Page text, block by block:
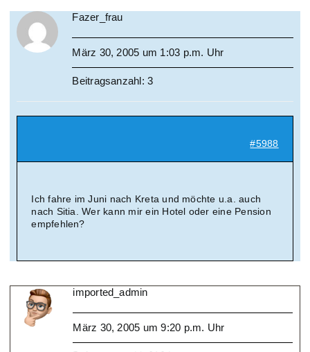
Suche
Fazer_frau
März 30, 2005 um 1:03 p.m. Uhr
Beitragsanzahl: 3
#5988
Ich fahre im Juni nach Kreta und möchte u.a. auch
nach Sitia. Wer kann mir ein Hotel oder eine Pension
empfehlen?
imported_admin
März 30, 2005 um 9:20 p.m. Uhr